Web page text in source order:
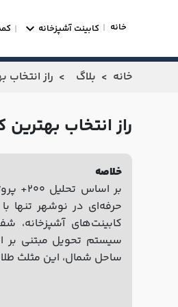
خانه کابینت آشپزخانه
خانه بلاگ راز
راز انتخاب
خلاصه
کابینت‌های آشپزخانه،
ساحل شمال، این مثلث